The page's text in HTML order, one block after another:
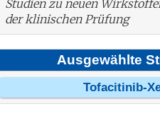
Studien zu neuen
der klinischen Prüfung
Ausgewählte
Tofacitinib-